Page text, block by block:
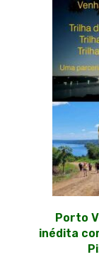
Porto
inédita